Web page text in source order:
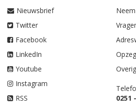
Nieuwsbrief
Twitter
Facebook
LinkedIn
Youtube
Instagram
RSS
0251